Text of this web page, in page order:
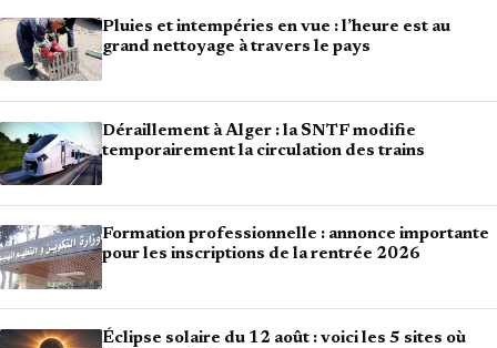
Pluies et intempéries en vue : l’heure est au
grand nettoyage à travers le pays
Déraillement à Alger : la SNTF modifie
temporairement la circulation des trains
Formation professionnelle : annonce importante
pour les inscriptions de la rentrée 2026
Éclipse solaire du 12 août : voici les 5 sites où